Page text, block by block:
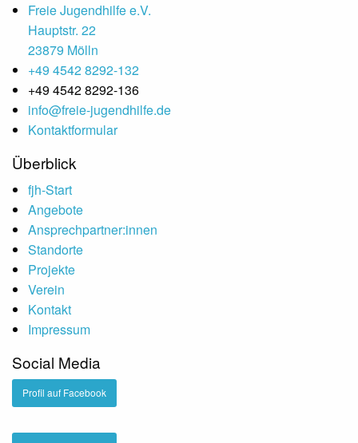
Freie Jugendhilfe e.V.
Hauptstr. 22
23879 Mölln
+49 4542 8292-132
+49 4542 8292-136
info@freie-jugendhilfe.de
Kontaktformular
Überblick
fjh-Start
Angebote
Ansprechpartner:innen
Standorte
Projekte
Verein
Kontakt
Impressum
Social Media
Profil auf Facebook